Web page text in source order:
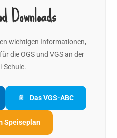
Downloads
wichtigen Informationen,
die OGS und VGS an der
Schule.
📄 Das VGS-ABC
Speiseplan